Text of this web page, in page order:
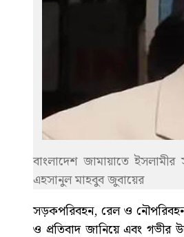
বাংলাদেশ জামায়াতে
এহসানুল মাহবুব জুবায়ের
সড়কপরিবহন, রেল ও নৌপরিবহন
ও প্রতিবাদ জানিয়ে এবং গভীর